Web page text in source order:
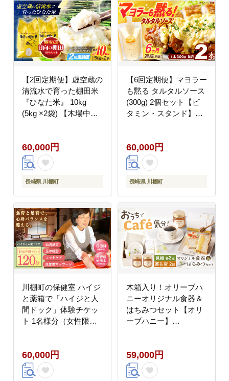
【2回定期便】虚空蔵の
清流水で育った棚田米
『ひなた米』 10kg
(5kg ×2袋) 【木場中山
60,000円
長崎県 川棚町
【6回定期便】マヨラー
も黙る タルタルソース
(300g) 2個セット【ビ
タミン・スタンド】
60,000円
長崎県 川棚町
川棚町の保健室 ハイジ
と薬箱で「ハイジと人
間ドック」体験チケッ
ト 1名様分（女性限
60,000円
木箱入り！オリーブハ
ニーオリジナル食器＆
はちみつセット【オリ
ーブハニー】
59,000円